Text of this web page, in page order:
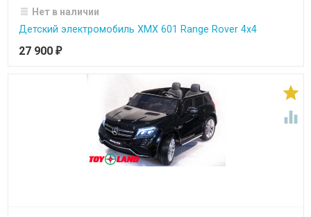
Нет в наличии
Детский электромобиль XMX 601 Range Rover 4х4
27 900 ₽

